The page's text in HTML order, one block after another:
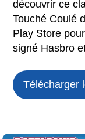
découvrir ce
Touché Coulé
Play Store
signé Hasbro
Télécharger